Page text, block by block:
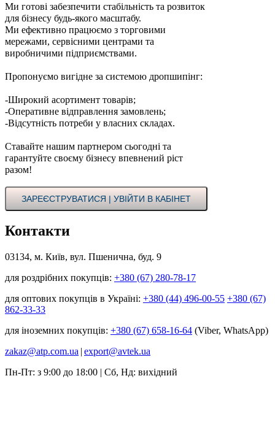
Ми готові забезпечити стабільність та розвиток
для бізнесу будь-якого масштабу.
Ми ефективно працюємо з торговими
мережами, сервісними центрами та
виробничими підприємствами.
Пропонуємо вигідне за системою дропшипінг:
-Широкий асортимент товарів;
-Оперативне відправлення замовлень;
-Відсутність потреби у власних складах.
Ставайте нашим партнером сьогодні та
гарантуйте своєму бізнесу впевнений ріст
разом!
ЗАРЕЄСТРУВАТИСЯ | УВІЙТИ В КАБІНЕТ
Контакти
03134, м. Київ, вул. Пшенична, буд. 9
для роздрібних покупців: +380 (67) 280-78-17
для оптових покупців в Україні: +380 (44) 496-00-55 +380 (67)
862-33-33
для іноземних покупців: +380 (67) 658-16-64 (Viber, WhatsApp)
zakaz@atp.com.ua | export@avtek.ua
Пн-Пт: з 9:00 до 18:00 | Сб, Нд: вихідний